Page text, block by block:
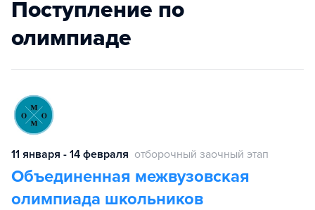
Поступление по
олимпиаде
11 января - 14 февраля отборочный заочный этап
Объединенная межвузовская
олимпиада школьников